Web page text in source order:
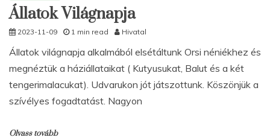
Állatok Világnapja
2023-11-09 1 min read Hivatal
Állatok világnapja alkalmából elsétáltunk Orsi néniékhez és
megnéztük a háziállataikat ( Kutyusukat, Balut és a két
tengerimalacukat). Udvarukon jót játszottunk. Köszönjük a
szívélyes fogadtatást. Nagyon
Olvass tovább